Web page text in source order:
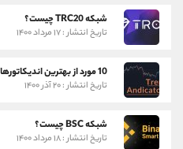
شبکه TRC20 چیست؟
تاریخ انتشار : ۱۷ مرداد ۱۴۰۰
10 مورد از بهترین اندیکاتورهای تشخیص روند
تاریخ انتشار : ۲۰ آذر ۱۴۰۰
شبکه BSC چیست؟
تاریخ انتشار : ۱۸ مرداد ۱۴۰۰